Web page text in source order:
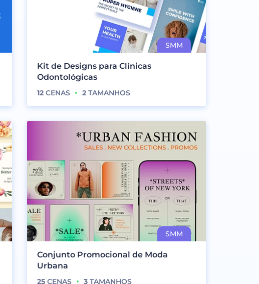
Kit de Designs para Clínicas
Odontológicas
12CENAS 2TAMANHOS
Conjunto Promocional de Moda
Urbana
25CENAS 3TAMANHOS